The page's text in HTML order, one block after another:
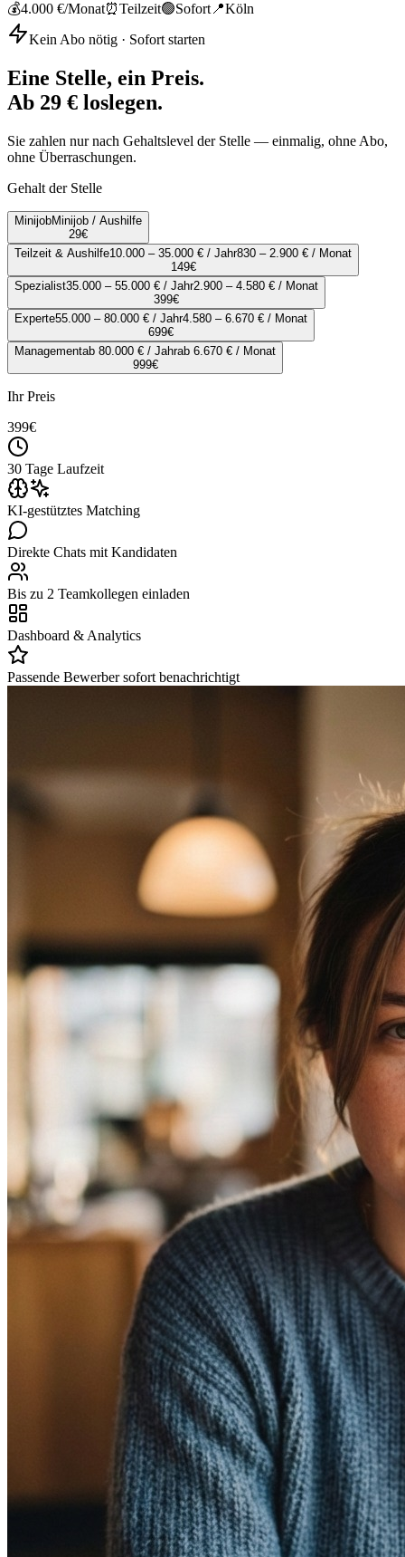
💰4.000 €/Monat⏰Teilzeit🟢Sofort 📍Köln
Kein Abo nötig · Sofort starten
Eine Stelle, ein Preis.
Ab 29 € loslegen.
Sie zahlen nur nach Gehaltslevel der Stelle — einmalig, ohne Abo,
ohne Überraschungen.
Gehalt der Stelle
MinijobMinijob / Aushilfe
29€
Teilzeit & Aushilfe10.000 – 35.000 € / Jahr830 – 2.900 € / Monat
149€
Spezialist35.000 – 55.000 € / Jahr2.900 – 4.580 € / Monat
399€
Experte55.000 – 80.000 € / Jahr4.580 – 6.670 € / Monat
699€
Managementab 80.000 € / Jahrab 6.670 € / Monat
999€
Ihr Preis
399€
30 Tage Laufzeit
KI-gestütztes Matching
Direkte Chats mit Kandidaten
Bis zu 2 Teamkollegen einladen
Dashboard & Analytics
Passende Bewerber sofort benachrichtigt